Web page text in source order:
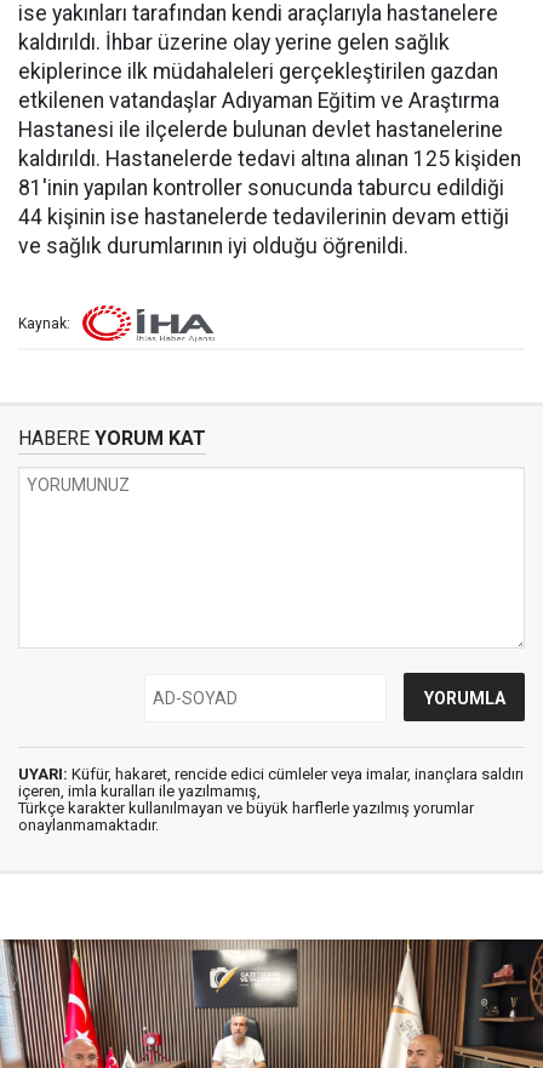
ise yakınları tarafından kendi araçlarıyla hastanelere
kaldırıldı. İhbar üzerine olay yerine gelen sağlık
ekiplerince ilk müdahaleleri gerçekleştirilen gazdan
etkilenen vatandaşlar Adıyaman Eğitim ve Araştırma
Hastanesi ile ilçelerde bulunan devlet hastanelerine
kaldırıldı. Hastanelerde tedavi altına alınan 125 kişiden
81'inin yapılan kontroller sonucunda taburcu edildiği
44 kişinin ise hastanelerde tedavilerinin devam ettiği
ve sağlık durumlarının iyi olduğu öğrenildi.
Kaynak:
HABERE YORUM KAT
UYARI: Küfür, hakaret, rencide edici cümleler veya imalar, inançlara saldırı
içeren, imla kuralları ile yazılmamış,
Türkçe karakter kullanılmayan ve büyük harflerle yazılmış yorumlar
onaylanmamaktadır.